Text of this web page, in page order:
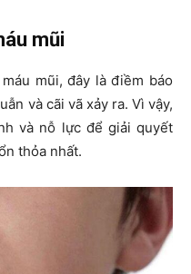
mũi
mũi, đây là điềm báo
và cãi vã xảy ra. Vì vậy,
và nỗ lực để giải quyết
thỏa nhất.